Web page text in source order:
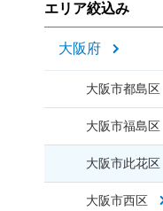
エリア絞込み
大阪府
大阪市都島区
大阪市福島区
大阪市此花区
大阪市西区